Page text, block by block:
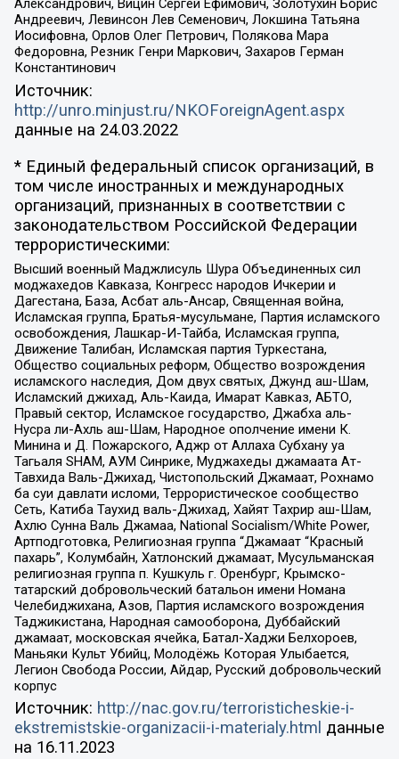
Александрович, Вицин Сергей Ефимович, Золотухин Борис
Андреевич, Левинсон Лев Семенович, Локшина Татьяна
Иосифовна, Орлов Олег Петрович, Полякова Мара
Федоровна, Резник Генри Маркович, Захаров Герман
Константинович
Источник:
http://unro.minjust.ru/NKOForeignAgent.aspx
данные на 24.03.2022
* Единый федеральный список организаций, в
том числе иностранных и международных
организаций, признанных в соответствии с
законодательством Российской Федерации
террористическими:
Высший военный Маджлисуль Шура Объединенных сил
моджахедов Кавказа, Конгресс народов Ичкерии и
Дагестана, База, Асбат аль-Ансар, Священная война,
Исламская группа, Братья-мусульмане, Партия исламского
освобождения, Лашкар-И-Тайба, Исламская группа,
Движение Талибан, Исламская партия Туркестана,
Общество социальных реформ, Общество возрождения
исламского наследия, Дом двух святых, Джунд аш-Шам,
Исламский джихад, Аль-Каида, Имарат Кавказ, АБТО,
Правый сектор, Исламское государство, Джабха аль-
Нусра ли-Ахль аш-Шам, Народное ополчение имени К.
Минина и Д. Пожарского, Аджр от Аллаха Субхану уа
Тагьаля SHAM, АУМ Синрике, Муджахеды джамаата Ат-
Тавхида Валь-Джихад, Чистопольский Джамаат, Рохнамо
ба суи давлати исломи, Террористическое сообщество
Сеть, Катиба Таухид валь-Джихад, Хайят Тахрир аш-Шам,
Ахлю Сунна Валь Джамаа, National Socialism/White Power,
Артподготовка, Религиозная группа “Джамаат “Красный
пахарь”, Колумбайн, Хатлонский джамаат, Мусульманская
религиозная группа п. Кушкуль г. Оренбург, Крымско-
татарский добровольческий батальон имени Номана
Челебиджихана, Азов, Партия исламского возрождения
Таджикистана, Народная самооборона, Дуббайский
джамаат, московская ячейка, Батал-Хаджи Белхороев,
Маньяки Культ Убийц, Молодёжь Которая Улыбается,
Легион Свобода России, Айдар, Русский добровольческий
корпус
Источник: http://nac.gov.ru/terroristicheskie-i-
ekstremistskie-organizacii-i-materialy.html данные
на 16.11.2023